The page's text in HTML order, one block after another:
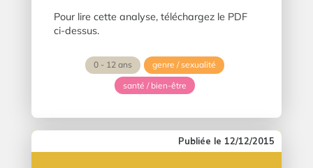
Pour lire cette analyse, téléchargez le PDF
ci-dessus.
0 - 12 ans
genre / sexualité
santé / bien-être
12/12/2015